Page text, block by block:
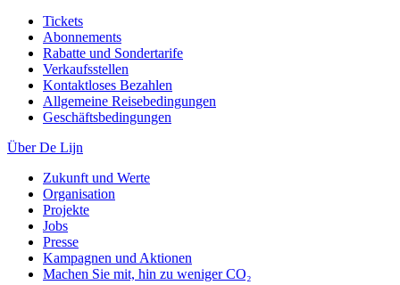
Tickets
Abonnements
Rabatte und Sondertarife
Verkaufsstellen
Kontaktloses Bezahlen
Allgemeine Reisebedingungen
Geschäftsbedingungen
Über De Lijn
Zukunft und Werte
Organisation
Projekte
Jobs
Presse
Kampagnen und Aktionen
Machen Sie mit, hin zu weniger CO₂